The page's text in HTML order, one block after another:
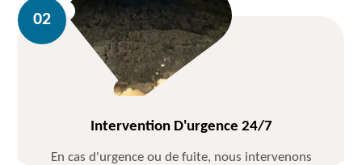
Intervention D'urgence 24/7
En cas d'urgence ou de fuite, nous intervenons